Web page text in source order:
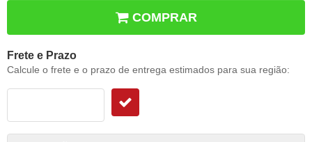
COMPRAR
Frete e Prazo
Calcule o frete e o prazo de entrega estimados para sua região: